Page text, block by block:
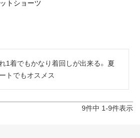
トショーツ
1着でもかなり着回しが出来る。 夏
トでもオスメス
9件中 1-9件表示